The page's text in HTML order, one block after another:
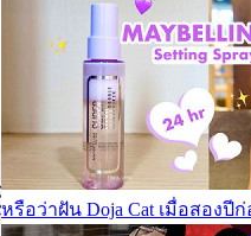
หรือว่าฝัน Doja Cat เมื่อสองปี